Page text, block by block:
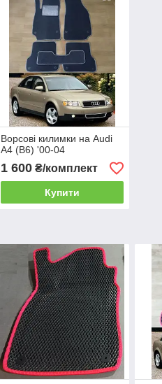
Ворсові килимки на Audi
A4 (B6) '00-04
1 600₴/комплект
Купити